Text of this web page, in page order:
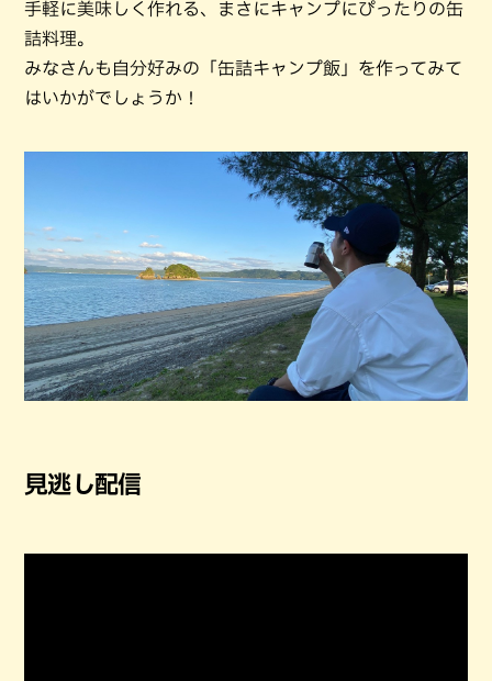
手軽に美味しく作れる、まさにキャンプにぴったりの缶
詰料理。
みなさんも自分好みの「缶詰キャンプ飯」を作ってみて
はいかがでしょうか！
見逃し配信